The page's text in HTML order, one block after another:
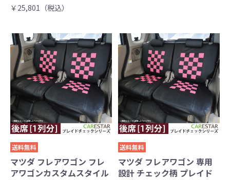
￥25,801（税込）
送料無料
マツダ フレアワゴン フレ
アワゴンカスタムスタイル
送料無料
マツダ フレアワゴン 専用
設計 チェック柄 プレイド